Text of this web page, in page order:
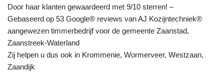
Door haar klanten gewaardeerd met 9/10 sterren! –
Gebaseerd op 53 Google® reviews van AJ Kozijntechniek®
aangewezen timmerbedrijf voor de gemeente Zaanstad,
Zaanstreek-Waterland
Zij helpen u dus ook in Krommenie, Wormerveer, Westzaan,
Zaandijk